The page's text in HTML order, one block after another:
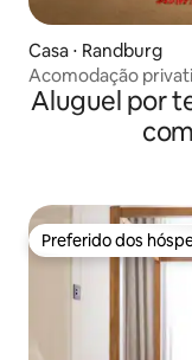
Casa ⋅ Randburg
Acomodação
Aluguel por
Preferido dos
Preferido dos